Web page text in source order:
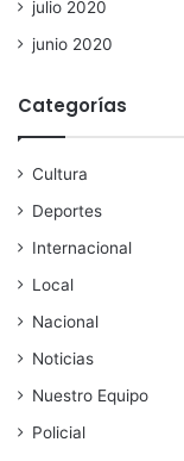
julio 2020
junio 2020
Categorías
Cultura
Deportes
Internacional
Local
Nacional
Noticias
Nuestro Equipo
Policial